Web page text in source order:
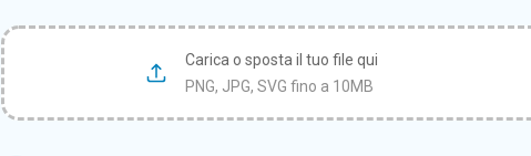
Carica o sposta il tuo file qui
PNG, JPG, SVG fino a 10MB